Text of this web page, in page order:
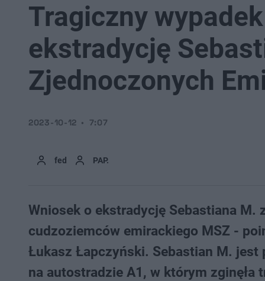
Tragiczny
ekstradycję
Zjednoczonych
fed PAP.
2023-10-12 7:07
Wniosek o ekstradycję Sebastiana M.
cudzoziemców emirackiego MSZ -
Łukasz Łapczyński. Sebastian M.
na autostradzie A1, w którym zginęła